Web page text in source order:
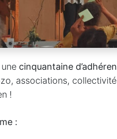
cinquantaine
associations,
!
: